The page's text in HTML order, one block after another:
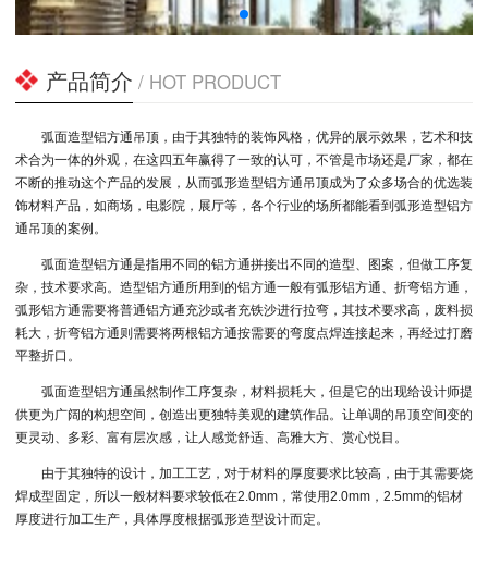
产品简介 / HOT PRODUCT
弧面造型铝方通吊顶，由于其独特的装饰风格，优异的展示效果，艺术和技
术合为一体的外观，在这四五年赢得了一致的认可，不管是市场还是厂家，都在
不断的推动这个产品的发展，从而弧形造型铝方通吊顶成为了众多场合的优选装
饰材料产品，如商场，电影院，展厅等，各个行业的场所都能看到弧形造型铝方
通吊顶的案例。
弧面造型铝方通是指用不同的铝方通拼接出不同的造型、图案，但做工序复
杂，技术要求高。造型铝方通所用到的铝方通一般有弧形铝方通、折弯铝方通，
弧形铝方通需要将普通铝方通充沙或者充铁沙进行拉弯，其技术要求高，废料损
耗大，折弯铝方通则需要将两根铝方通按需要的弯度点焊连接起来，再经过打磨
平整折口。
弧面造型铝方通虽然制作工序复杂，材料损耗大，但是它的出现给设计师提
供更为广阔的构想空间，创造出更独特美观的建筑作品。让单调的吊顶空间变的
更灵动、多彩、富有层次感，让人感觉舒适、高雅大方、赏心悦目。
由于其独特的设计，加工工艺，对于材料的厚度要求比较高，由于其需要烧
焊成型固定，所以一般材料要求较低在2.0mm，常使用2.0mm，2.5mm的铝材
厚度进行加工生产，具体厚度根据弧形造型设计而定。